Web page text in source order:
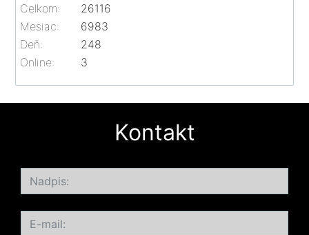
Online: 3
Celkom:
26116
Mesiac:
6983
Deň:
248
Kontakt